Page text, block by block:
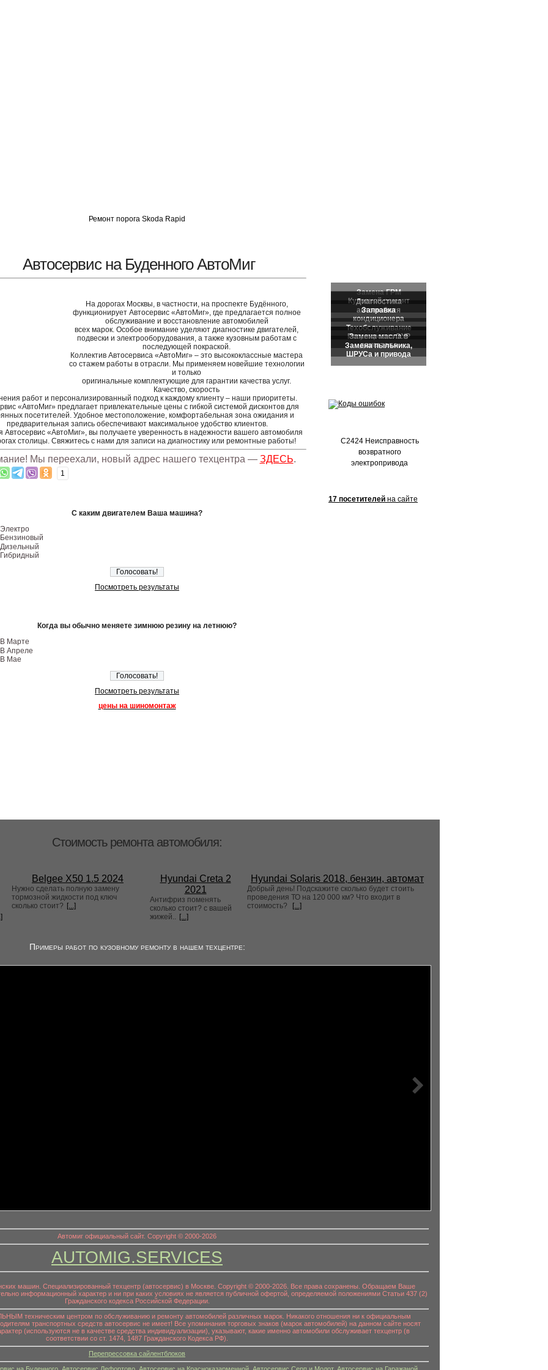
Ремонт порога Skoda Rapid
Автосервис на Буденного АвтоМиг
На дорогах Москвы, в частности, на проспекте Будённого,
функционирует Автосервис «АвтоМиг», где предлагается полное
обслуживание и восстановление автомобилей
всех марок. Особое внимание уделяют диагностике двигателей,
подвески и электрооборудования, а также кузовным работам с
последующей покраской.
Коллектив Автосервиса «АвтоМиг» – это высококлассные мастера
со стажем работы в отрасли. Мы применяем новейшие технологии
и только
оригинальные комплектующие для гарантии качества услуг.
Качество, скорость
работ и персонализированный подход к каждому клиенту – наши приоритеты.
«АвтоМиг» предлагает привлекательные цены с гибкой системой дисконтов для
посетителей. Удобное местоположение, комфортабельная зона ожидания и
предварительная запись обеспечивают максимальное удобство клиентов.
Автосервис «АвтоМиг», вы получаете уверенность в надежности вашего автомобиля
столицы. Свяжитесь с нами для записи на диагностику или ремонтные работы!
Мы переехали, новый адрес нашего техцентра — ЗДЕСЬ.
1
С каким двигателем Ваша машина?
Электро
Бензиновый
Дизельный
Гибридный
Посмотреть результаты
Когда вы обычно меняете зимнюю резину на летнюю?
В Марте
В Апреле
В Мае
Посмотреть результаты
цены на шиномонтаж
C2424 Неисправность
возвратного
электропривода
17 посетителей на сайте
Стоимость ремонта автомобиля:
Belgee X50 1.5 2024
Нужно сделать полную замену
тормозной жидкости под ключ
сколько стоит? [...]
Hyundai Creta 2
2021
Антифриз поменять
сколько стоит? с вашей
жижей.. [...]
Hyundai Solaris 2018, бензин, автомат
Добрый день! Подскажите сколько будет стоить
проведения ТО на 120 000 км? Что входит в
стоимость?
[...]
Примеры работ по кузовному ремонту в нашем техцентре:
Автомиг официальный сайт. Copyright © 2000-2026
AUTOMIG.SERVICES
машин. Специализированный техцентр (автосервис) в Москве. Copyright © 2000-2026. Все права сохранены. Обращаем Ваше
информационный характер и ни при каких условиях не является публичной офертой, определяемой положениями Статьи 437 (2)
Гражданского кодекса Российской Федерации.
техническим центром по обслуживанию и ремонту автомобилей различных марок. Никакого отношения ни к официальным
транспортных средств автосервис не имеет! Все упоминания торговых знаков (марок автомобилей) на данном сайте носят
(используются не в качестве средства индивидуализации), указывают, какие именно автомобили обслуживает техцентр (в
соответствии со ст. 1474, 1487 Гражданского Кодекса РФ).
Перепрессовка сайлентблоков